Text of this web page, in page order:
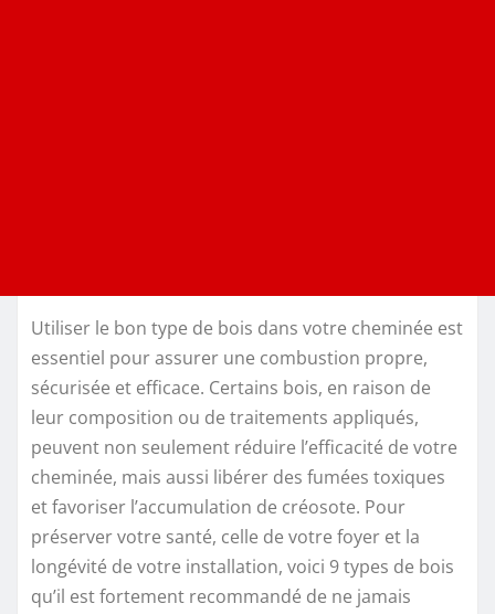
Utiliser le bon type de bois dans votre cheminée est
essentiel pour assurer une combustion propre,
sécurisée et efficace. Certains bois, en raison de
leur composition ou de traitements appliqués,
peuvent non seulement réduire l’efficacité de votre
cheminée, mais aussi libérer des fumées toxiques
et favoriser l’accumulation de créosote. Pour
préserver votre santé, celle de votre foyer et la
longévité de votre installation, voici 9 types de bois
qu’il est fortement recommandé de ne jamais